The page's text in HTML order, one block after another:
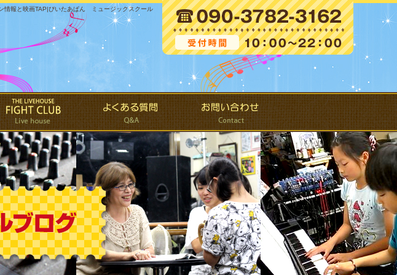
情報と映画TAP|ぴいたあぱん ミュージックスクール